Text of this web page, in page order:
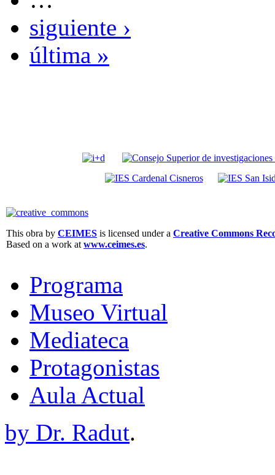
siguiente ›
última »
This obra by CEIMES is licensed under a Creative Commons
Based on a work at www.ceimes.es.
Programa
Museo Virtual
Mediateca
Protagonistas
Aula Actual
by Dr. Radut.